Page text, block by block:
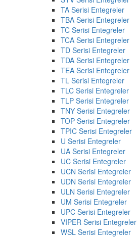
TA Serisi Entegreler
TBA Serisi Entegreler
TC Serisi Entegreler
TCA Serisi Entegreler
TD Serisi Entegreler
TDA Serisi Entegreler
TEA Serisi Entegreler
TL Serisi Entegreler
TLC Serisi Entegreler
TLP Serisi Entegreler
TNY Serisi Entegreler
TOP Serisi Entegreler
TPIC Serisi Entegreler
U Serisi Entegreler
UA Serisi Entegreler
UC Serisi Entegreler
UCN Serisi Entegreler
UDN Serisi Entegreler
ULN Serisi Entegreler
UM Serisi Entegreler
UPC Serisi Entegreler
VIPER Serisi Entegreler
WSL Serisi Entegreler